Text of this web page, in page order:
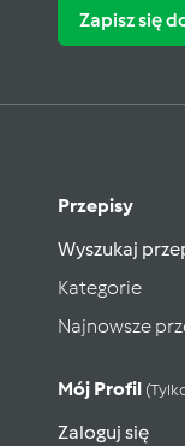
Zapisz się
Przepisy
Wyszukaj
Kategorie
Najnowsze
Mój Profil
Zaloguj się